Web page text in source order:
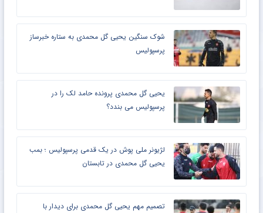
شوک سنگین یحیی گل محمدی به ستاره خبرساز
پرسپولیس
یحیی گل محمدی پرونده حامد لک را در
پرسپولیس می بندد؟
لژیونر ملی پوش در یک قدمی پرسپولیس ؛ بمب
یحیی گل محمدی در تابستان
تصمیم مهم یحیی گل محمدی برای دیدار با